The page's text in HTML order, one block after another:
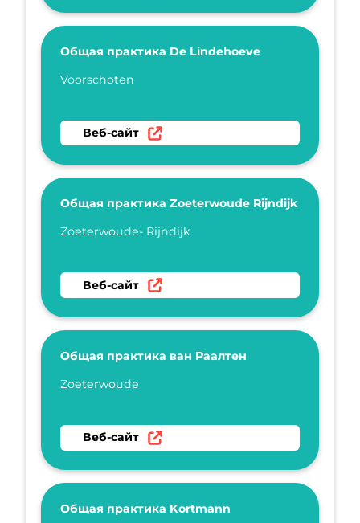
Общая практика De Lindehoeve
Укажите имя
Voorschoten
Перейти на веб-сайт Общая практика De
Веб-сайт
Общая практика Zoeterwoude Rijndijk
Укажите имя
Zoeterwoude- Rijndijk
Перейти на веб-сайт Общая практика
Веб-сайт
Общая практика ван Раалтен
Укажите имя
Zoeterwoude
Перейти на веб-сайт Общая практика ван
Веб-сайт
Общая практика Kortmann